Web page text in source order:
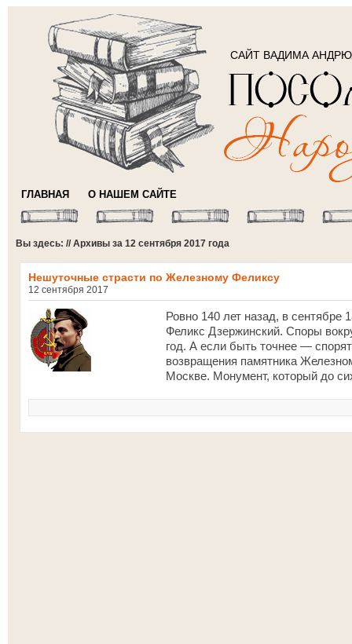
САЙТ ВАДИМА
ГЛАВНАЯ О НАШЕМ САЙТЕ
Вы здесь: // Архивы за 12 сентября 2017 года
Нешуточные страсти по Железному Феликсу
12 сентября 2017
Ровно 140 лет назад, в сентябре
Феликс Дзержинский. Споры
год. А если быть точнее —
возвращения памятника
Москве. Монумент, который до